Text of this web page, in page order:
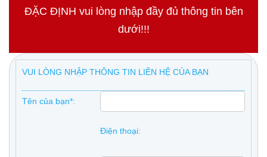
ĐẶC ĐỊNH vui lòng nhập đầy đủ thông tin bên
dưới!!!
VUI LÒNG NHẬP THÔNG TIN LIÊN HỆ CỦA BẠN
Tên của bạn*:
Điện thoại: